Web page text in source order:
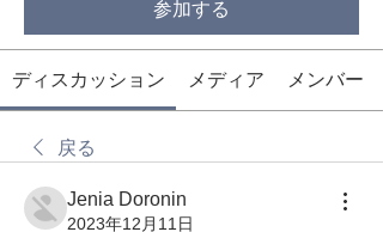
参加する
ディスカッション メディア メンバー
戻る
Jenia Doronin
2023年12月11日